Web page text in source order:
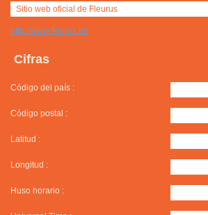
Sitio web oficial de Fleurus
http://www.fleurus.be
Cifras
Código del país :
Código postal :
Latitud :
Longitud :
Huso horario :